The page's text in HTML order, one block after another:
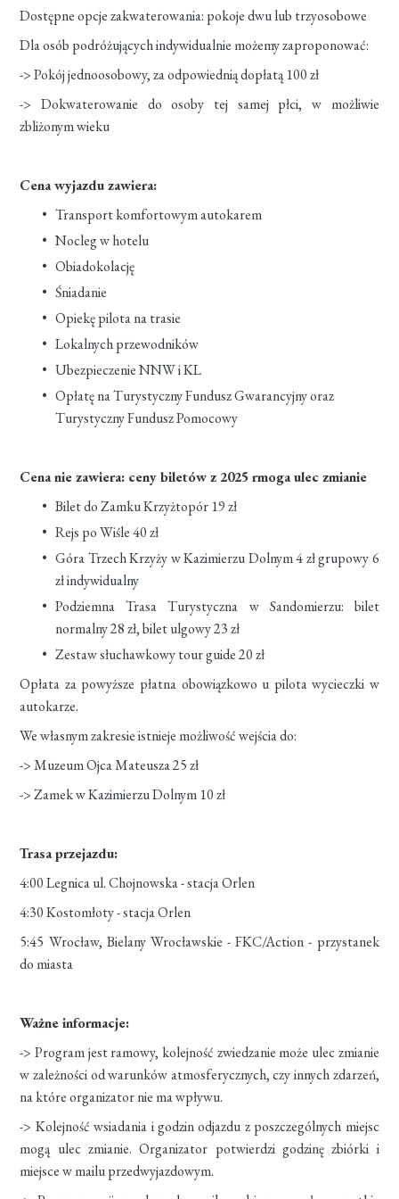
Dostępne opcje zakwaterowania: pokoje dwu lub trzyosobowe
Dla osób podróżujących indywidualnie możemy zaproponować:
-> Pokój jednoosobowy, za odpowiednią dopłatą 100 zł
-> Dokwaterowanie do osoby tej samej płci, w możliwie
zbliżonym wieku
Cena wyjazdu zawiera:
Transport komfortowym autokarem
Nocleg w hotelu
Obiadokolację
Śniadanie
Opiekę pilota na trasie
Lokalnych przewodników
Ubezpieczenie NNW i KL
Opłatę na Turystyczny Fundusz Gwarancyjny oraz
Turystyczny Fundusz Pomocowy
Cena nie zawiera: ceny biletów z 2025 rmoga ulec zmianie
Bilet do Zamku Krzyżtopór 19 zł
Rejs po Wiśle 40 zł
Góra Trzech Krzyży w Kazimierzu Dolnym 4 zł grupowy 6
złindywidualny
Podziemna Trasa Turystyczna w Sandomierzu: bilet
normalny 28 zł, bilet ulgowy 23 zł
Zestaw słuchawkowy tour guide 20 zł
Opłata za powyższe płatna obowiązkowo u pilota wycieczki w
autokarze.
We własnym zakresie istnieje możliwość wejścia do:
-> Muzeum Ojca Mateusza 25 zł
-> Zamek w Kazimierzu Dolnym 10 zł
Trasa przejazdu:
4:00 Legnica ul. Chojnowska - stacja Orlen
4:30 Kostomłoty - stacja Orlen
5:45 Wrocław, Bielany Wrocławskie - FKC/Action - przystanek
do miasta
Ważne informacje:
-> Program jest ramowy, kolejność zwiedzanie może ulec zmianie
w zależności od warunków atmosferycznych, czy innych zdarzeń,
na które organizator nie ma wpływu.
-> Kolejność wsiadania i godzin odjazdu z poszczególnych miejsc
mogą ulec zmianie. Organizator potwierdzi godzinę zbiórki i
miejsce w mailu przedwyjazdowym.